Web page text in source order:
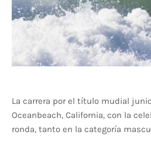
La carrera por el título mudial
Oceanbeach, California, con la
ronda, tanto en la categoría